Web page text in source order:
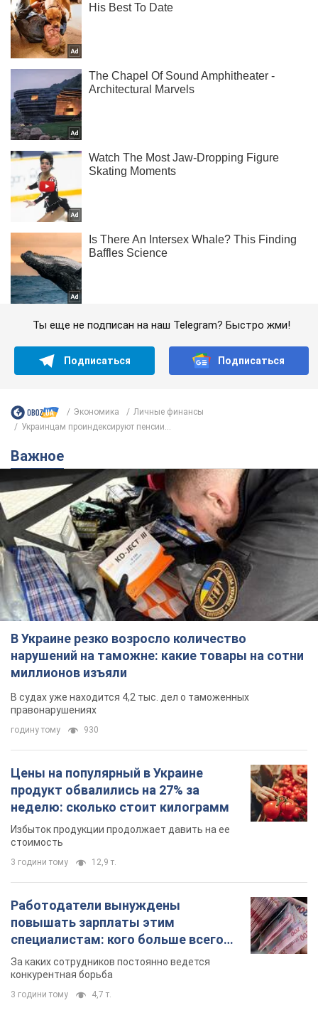
Ты еще не подписан на наш Telegram? Быстро жми!
Подписаться Подписаться
Экономика
Личные финансы
Украинцам проиндексируют пенсии...
Важное
В Украине резко возросло количество
нарушений на таможне: какие товары на сотни
миллионов изъяли
В судах уже находится 4,2 тыс. дел о таможенных
правонарушениях
годину тому 930
Цены на популярный в Украине
продукт обвалились на 27% за
неделю: сколько стоит килограмм
Избыток продукции продолжает давить на ее
стоимость
3 години тому 12,9 т.
Работодатели вынуждены
повышать зарплаты этим
специалистам: кого больше всего
не хватает на рынке труда
За каких сотрудников постоянно ведется
конкурентная борьба
3 години тому 4,7 т.